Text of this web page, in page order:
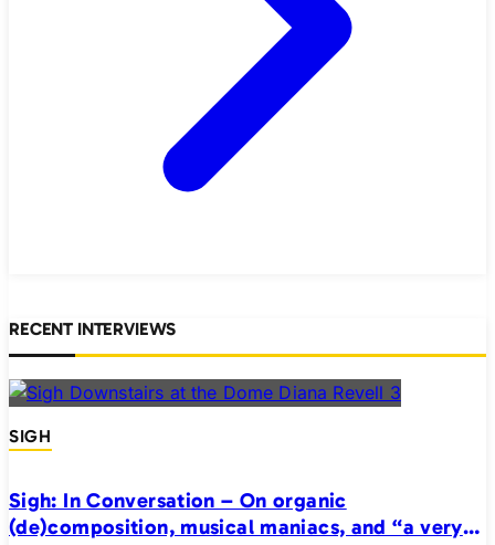
RECENT INTERVIEWS
SIGH
Sigh: In Conversation – On organic
(de)composition, musical maniacs, and “a very